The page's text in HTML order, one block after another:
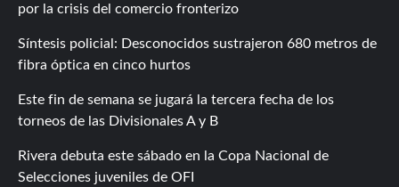
por la crisis del comercio fronterizo
Síntesis policial: Desconocidos sustrajeron 680 metros de
fibra óptica en cinco hurtos
Este fin de semana se jugará la tercera fecha de los
torneos de las Divisionales A y B
Rivera debuta este sábado en la Copa Nacional de
Selecciones juveniles de OFI